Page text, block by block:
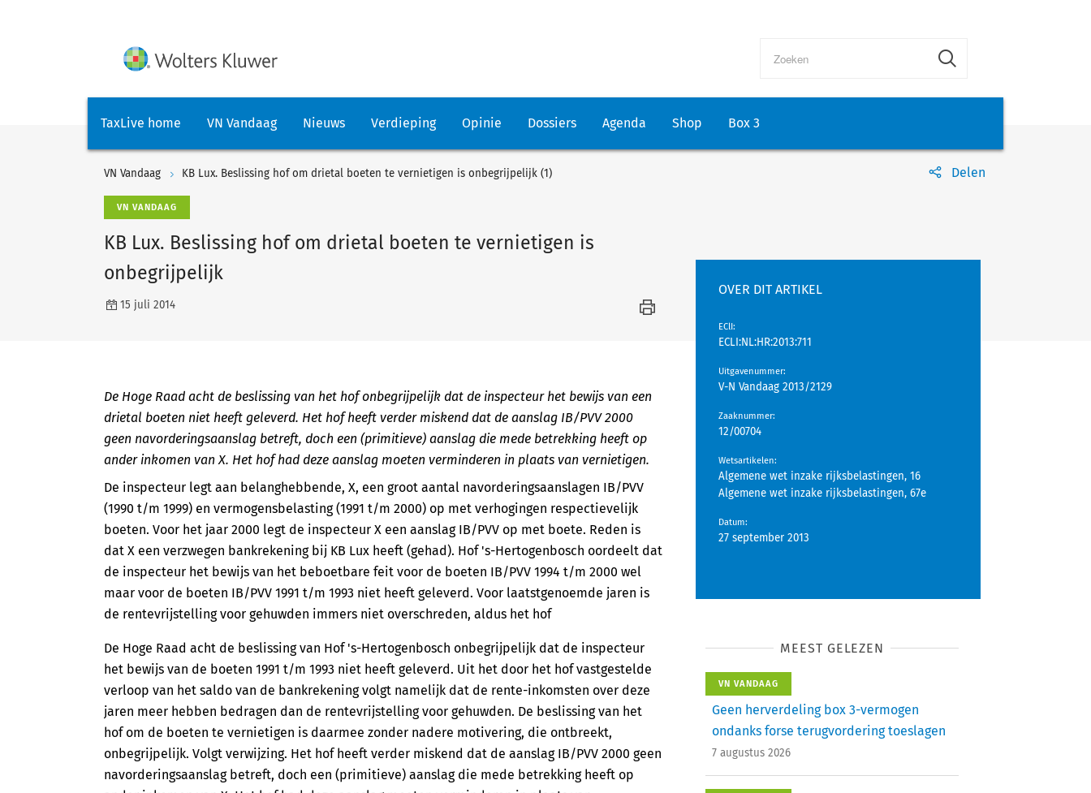
TaxLive home VN Vandaag Nieuws Verdieping Opinie Dossiers Agenda Shop Box 3
VN Vandaag KB Lux. Beslissing hof om drietal boeten te vernietigen is onbegrijpelijk (1) Delen
VN VANDAAG
KB Lux. Beslissing hof om drietal boeten te vernietigen is
onbegrijpelijk
15 juli 2014
De Hoge Raad acht de beslissing van het hof onbegrijpelijk dat de inspecteur het bewijs van een
drietal boeten niet heeft geleverd. Het hof heeft verder miskend dat de aanslag IB/PVV 2000
geen navorderingsaanslag betreft, doch een (primitieve) aanslag die mede betrekking heeft op
ander inkomen van X. Het hof had deze aanslag moeten verminderen in plaats van vernietigen.
De inspecteur legt aan belanghebbende, X, een groot aantal navorderingsaanslagen IB/PVV
(1990 t/m 1999) en vermogensbelasting (1991 t/m 2000) op met verhogingen respectievelijk
boeten. Voor het jaar 2000 legt de inspecteur X een aanslag IB/PVV op met boete. Reden is
dat X een verzwegen bankrekening bij KB Lux heeft (gehad). Hof 's-Hertogenbosch oordeelt dat
de inspecteur het bewijs van het beboetbare feit voor de boeten IB/PVV 1994 t/m 2000 wel
maar voor de boeten IB/PVV 1991 t/m 1993 niet heeft geleverd. Voor laatstgenoemde jaren is
de rentevrijstelling voor gehuwden immers niet overschreden, aldus het hof
De Hoge Raad acht de beslissing van Hof 's-Hertogenbosch onbegrijpelijk dat de inspecteur
het bewijs van de boeten 1991 t/m 1993 niet heeft geleverd. Uit het door het hof vastgestelde
verloop van het saldo van de bankrekening volgt namelijk dat de rente-inkomsten over deze
jaren meer hebben bedragen dan de rentevrijstelling voor gehuwden. De beslissing van het
hof om de boeten te vernietigen is daarmee zonder nadere motivering, die ontbreekt,
onbegrijpelijk. Volgt verwijzing. Het hof heeft verder miskend dat de aanslag IB/PVV 2000 geen
navorderingsaanslag betreft, doch een (primitieve) aanslag die mede betrekking heeft op
OVER DIT ARTIKEL
EClI:
ECLI:NL:HR:2013:711
Uitgavenummer:
V-N Vandaag 2013/2129
Zaaknummer:
12/00704
Wetsartikelen:
Algemene wet inzake rijksbelastingen, 16
Algemene wet inzake rijksbelastingen, 67e
Datum:
27 september 2013
MEEST GELEZEN
VN VANDAAG
Geen herverdeling box 3-vermogen
ondanks forse terugvordering toeslagen
7 augustus 2026